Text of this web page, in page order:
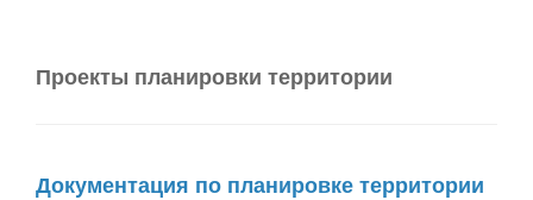
Проекты планировки территории
Документация по планировке территории